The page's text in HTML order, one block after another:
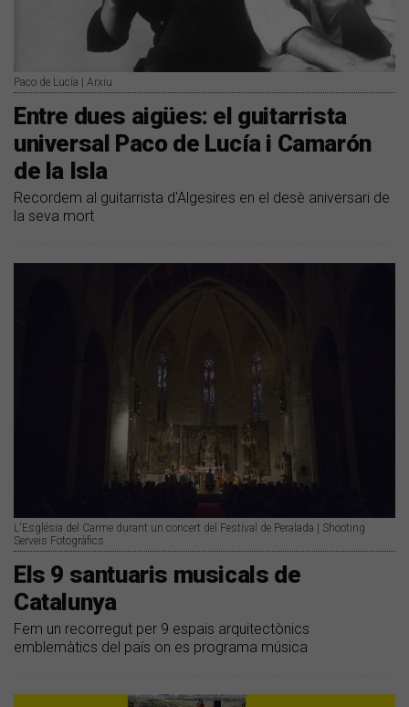
Paco de Lucía | Arxiu
Entre dues aigües: el guitarrista
universal Paco de Lucía i Camarón
de la Isla
Recordem al guitarrista d'Algesires en el desè aniversari de
la seva mort
L'Església del Carme durant un concert del Festival de Peralada | Shooting
Serveis Fotogràfics
Els 9 santuaris musicals de
Catalunya
Fem un recorregut per 9 espais arquitectònics
emblemàtics del país on es programa música